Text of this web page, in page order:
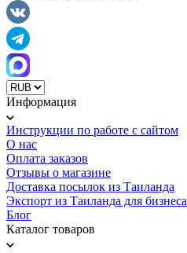
Информация
Инструкции по работе с сайтом
О нас
Оплата заказов
Отзывы о магазине
Доставка посылок из Таиланда
Экспорт из Таиланда для бизнеса
Блог
Каталог товаров